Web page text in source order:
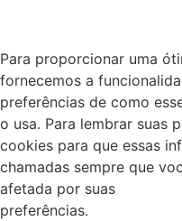
Para proporcionar uma
fornecemos a
preferências de como
o usa. Para lembrar suas
cookies para que essas
chamadas sempre que
afetada por suas